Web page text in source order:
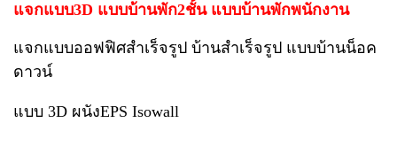
แจกแบบ3D แบบบ้านพัก2ชั้น แบบบ้านพักพนักงาน
แจกแบบออฟฟิศสำเร็จรูป บ้านสำเร็จรูป แบบบ้านน็อค
ดาวน์
แบบ 3D ผนังEPS Isowall